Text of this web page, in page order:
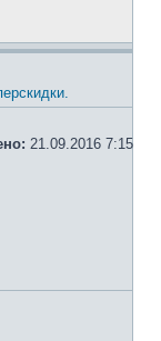
21.09.2016 7:15